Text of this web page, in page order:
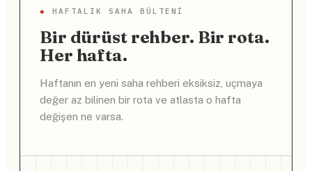
◆ HAFTALIK SAHA BÜLTENI
Bir dürüst rehber. Bir rota.
Her hafta.
Haftanın en yeni saha rehberi eksiksiz, uçmaya
değer az bilinen bir rota ve atlasta o hafta
değişen ne varsa.